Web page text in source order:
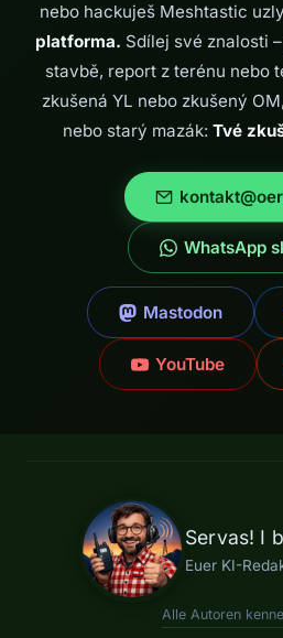
nebo hackuješ Meshtastic
platforma. Sdílej své znalosti
stavbě, report z terénu nebo
zkušená YL nebo zkušený
nebo starý mazák: Tvé
WhatsApp
Mastodon
YouTube
Servas! I
Euer KI-
Alle Autoren